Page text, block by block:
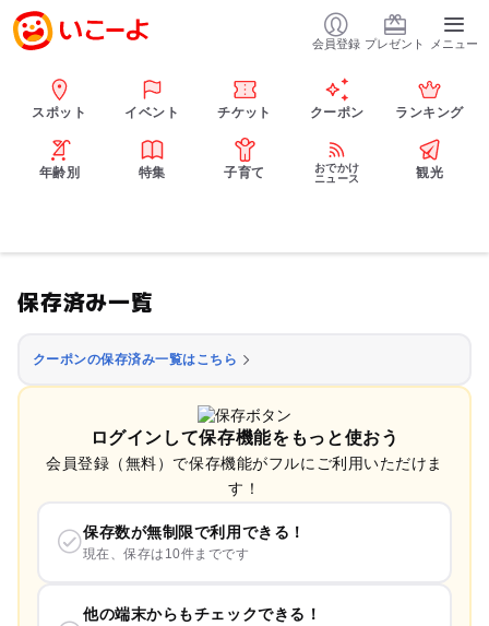
会員登録 プレゼント メニュー
スポット イベント チケット クーポン ランキング
年齢別 特集 子育て
おでかけ
ニュース
観光
保存済み一覧
クーポンの保存済み一覧はこちら
ログインして保存機能をもっと使おう
会員登録（無料）で保存機能がフルにご利用いただけま
す！
保存数が無制限で利用できる！
現在、保存は10件までです
他の端末からもチェックできる！